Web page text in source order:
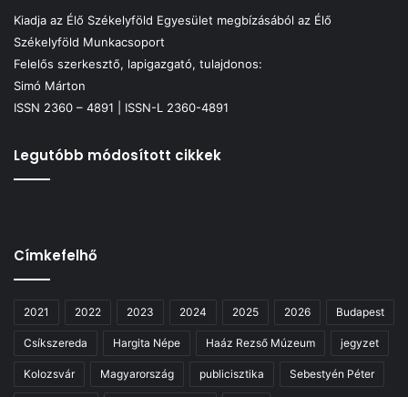
Kiadja az Élő Székelyföld Egyesület megbízásából az Élő
Székelyföld Munkacsoport
Felelős szerkesztő, lapigazgató, tulajdonos:
Simó Márton
ISSN 2360 – 4891 | ISSN-L 2360-4891
Legutóbb módosított cikkek
Címkefelhő
2021 2022 2023 2024 2025 2026 Budapest
Csíkszereda Hargita Népe Haáz Rezső Múzeum jegyzet
Kolozsvár Magyarország publicisztika Sebestyén Péter